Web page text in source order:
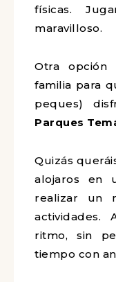
físicas.
maravilloso.
Otra opción
familia para
peques)
Parques
Quizás
alojaros en
realizar un
ritmo, sin
tiempo con